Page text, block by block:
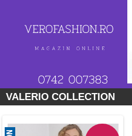
VALERIO COLLECTION